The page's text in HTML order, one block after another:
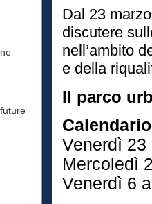
Dal 23
discutere
nell’ambito
e della
Il parco
Venerdì 23
Mercoledì
Venerdì 6